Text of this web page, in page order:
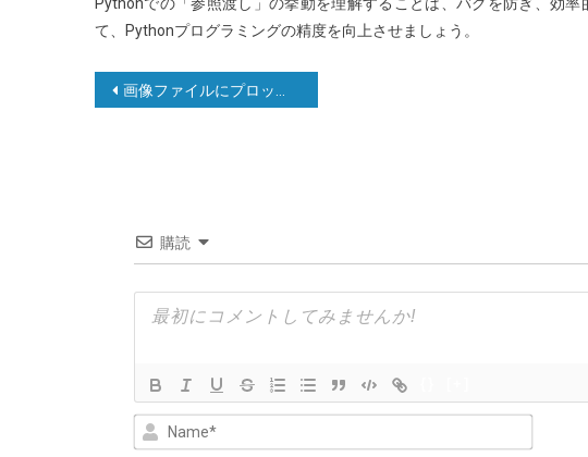
て、Pythonプログラミングの精度を向上させましょう。
投 画像ファイルにプロットを保存する（表示せず）
購読
Name*